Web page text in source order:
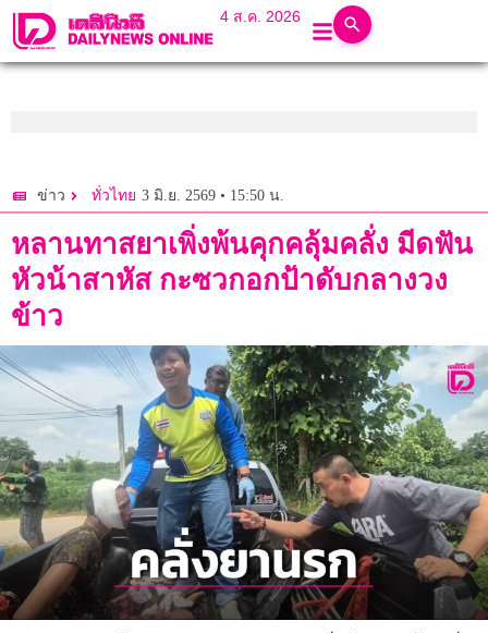
4 ส.ค. 2026
ข่าว ทั่วไทย 3 มิ.ย. 2569 • 15:50 น.
หลานทาสยาเพิ่งพ้นคุกคลุ้มคลั่ง มีดฟัน
หัวน้าสาหัส กะซวกอกป้าดับกลางวง
ข้าว